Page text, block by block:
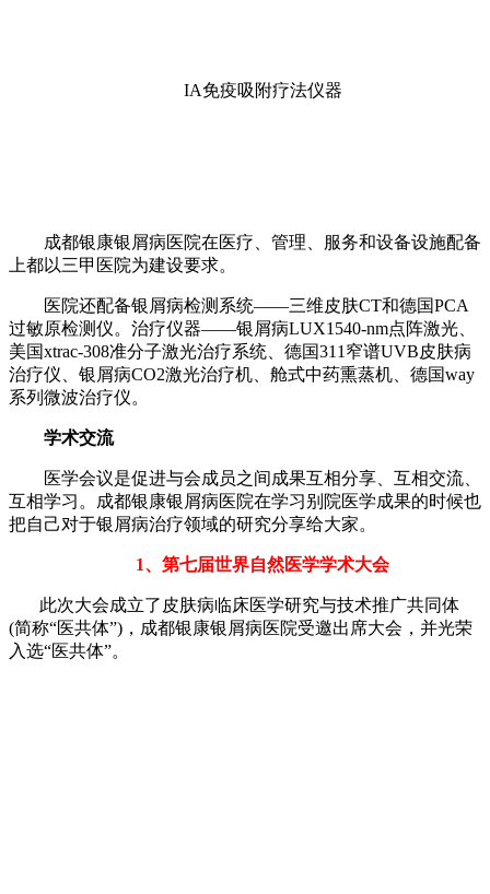
IA免疫吸附疗法仪器
成都银康银屑病医院在医疗、管理、服务和设备设施配备
上都以三甲医院为建设要求。
医院还配备银屑病检测系统——三维皮肤CT和德国PCA
过敏原检测仪。治疗仪器——银屑病LUX1540-nm点阵激光、
美国xtrac-308准分子激光治疗系统、德国311窄谱UVB皮肤病
治疗仪、银屑病CO2激光治疗机、舱式中药熏蒸机、德国way
系列微波治疗仪。
学术交流
医学会议是促进与会成员之间成果互相分享、互相交流、
互相学习。成都银康银屑病医院在学习别院医学成果的时候也
把自己对于银屑病治疗领域的研究分享给大家。
1、第七届世界自然医学学术大会
此次大会成立了皮肤病临床医学研究与技术推广共同体
(简称“医共体”)，成都银康银屑病医院受邀出席大会，并光荣
入选“医共体”。